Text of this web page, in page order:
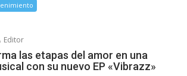
Editor
las etapas del amor en una
con su nuevo EP «Vibrazz»